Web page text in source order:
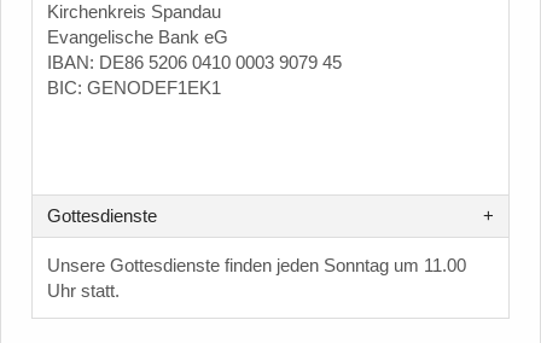
Kirchenkreis Spandau
Evangelische Bank eG
IBAN: DE86 5206 0410 0003 9079 45
BIC: GENODEF1EK1
Gottesdienste
Unsere Gottesdienste finden jeden Sonntag um 11.00
Uhr statt.